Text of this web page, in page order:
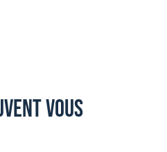
vous